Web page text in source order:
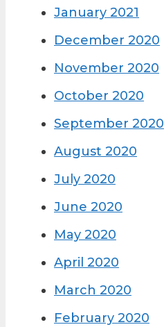
January 2021
December 2020
November 2020
October 2020
September 2020
August 2020
July 2020
June 2020
May 2020
April 2020
March 2020
February 2020